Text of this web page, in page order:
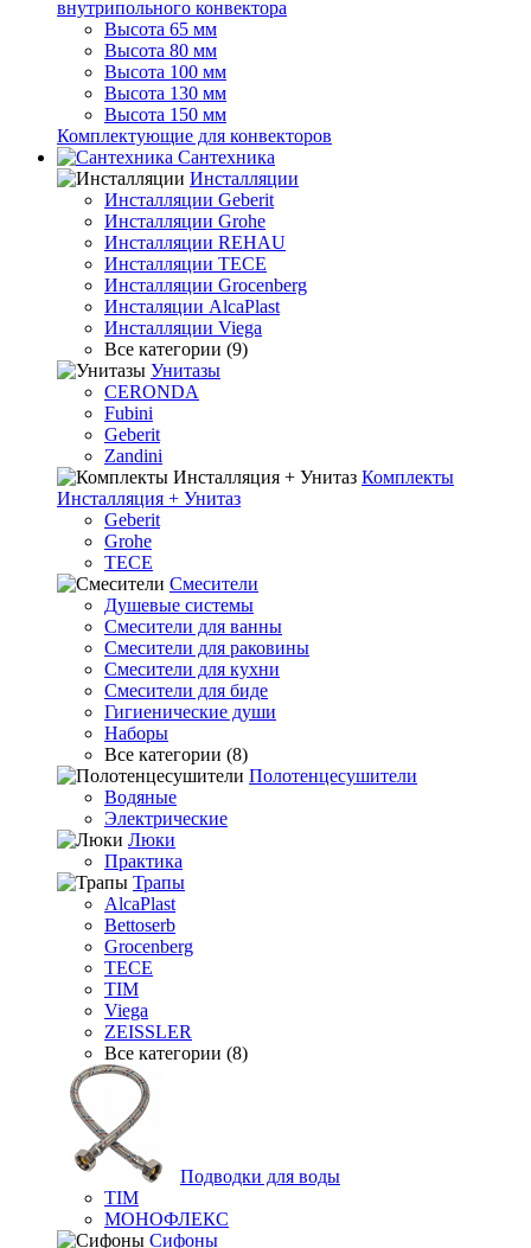
внутрипольного конвектора
Высота 65 мм
Высота 80 мм
Высота 100 мм
Высота 130 мм
Высота 150 мм
Комплектующие для конвекторов
Сантехника
Инсталляции
Инсталляции Geberit
Инсталляции Grohe
Инсталляции REHAU
Инсталляции TECE
Инсталляции Grocenberg
Инсталяции AlcaPlast
Инсталляции Viega
Все категории (9)
Унитазы
CERONDA
Fubini
Geberit
Zandini
Комплекты
Инсталляция + Унитаз
Geberit
Grohe
TECE
Смесители
Душевые системы
Смесители для ванны
Смесители для раковины
Смесители для кухни
Смесители для биде
Гигиенические души
Наборы
Все категории (8)
Полотенцесушители
Водяные
Электрические
Люки
Практика
Трапы
AlcaPlast
Bettoserb
Grocenberg
TECE
TIM
Viega
ZEISSLER
Все категории (8)
Подводки для воды
TIM
МОНОФЛЕКС
Сифоны